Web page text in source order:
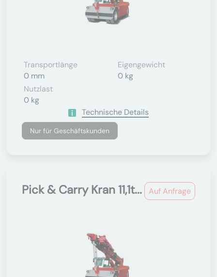
Transportlänge
0 mm
Eigengewicht
0 kg
Nutzlast
0 kg
Technische Details
Nur für Geschäftskunden
Auf Anfrage
Pick & Carry Kran 11,1t...